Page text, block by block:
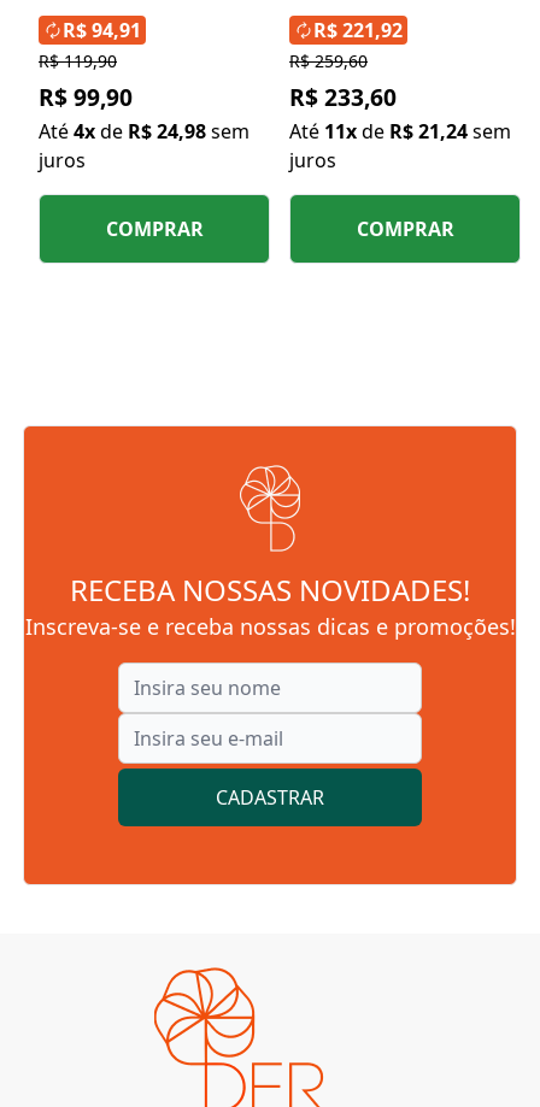
Protetor Facial FPS 30
R$ 119,90
R$ 99,90
Até4xde R$ 24,98sem
juros
R$ 94,91
COMPRAR
Sol + Protetor Solar FPS
50
R$ 259,60
R$ 233,60
Até 11xde R$ 21,24sem
juros
R$ 221,92
COMPRAR
RECEBA NOSSAS NOVIDADES!
Inscreva-se e receba nossas dicas e promoções!
CADASTRAR